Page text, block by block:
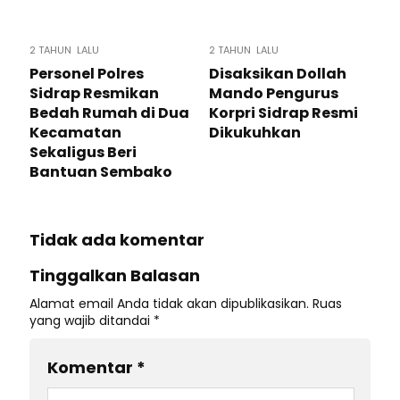
2 TAHUN LALU
Personel Polres
Sidrap Resmikan
Bedah Rumah di Dua
Kecamatan
Sekaligus Beri
Bantuan Sembako
2 TAHUN LALU
Disaksikan Dollah
Mando Pengurus
Korpri Sidrap Resmi
Dikukuhkan
Tidak ada komentar
Tinggalkan Balasan
Alamat email Anda tidak akan dipublikasikan. Ruas
yang wajib ditandai *
Komentar *